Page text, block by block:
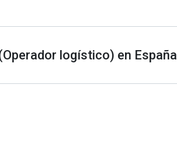
logístico) en España